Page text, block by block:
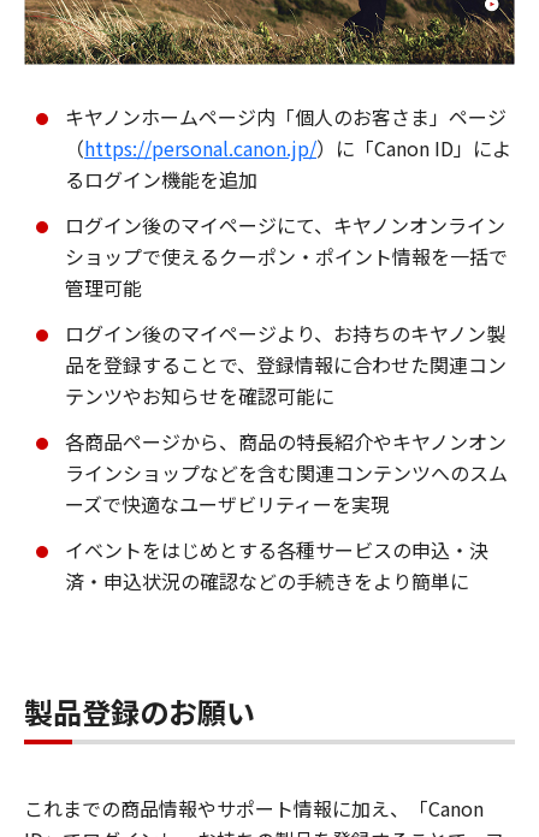
キヤノンホームページ内「個人のお客さま」ページ
（https://personal.canon.jp/）に「Canon ID」によ
るログイン機能を追加
ログイン後のマイページにて、キヤノンオンライン
ショップで使えるクーポン・ポイント情報を一括で
管理可能
ログイン後のマイページより、お持ちのキヤノン製
品を登録することで、登録情報に合わせた関連コン
テンツやお知らせを確認可能に
各商品ページから、商品の特長紹介やキヤノンオン
ラインショップなどを含む関連コンテンツへのスム
ーズで快適なユーザビリティーを実現
イベントをはじめとする各種サービスの申込・決
済・申込状況の確認などの手続きをより簡単に
製品登録のお願い
これまでの商品情報やサポート情報に加え、「Canon